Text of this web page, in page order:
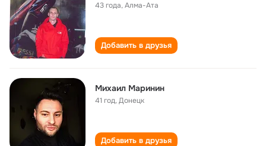
43 года,Алма-Ата
Добавить в друзья
Михаил Маринин
41 год,Донецк
Добавить в друзья